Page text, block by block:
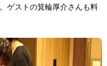
ゲストの箕輪厚介さんも料